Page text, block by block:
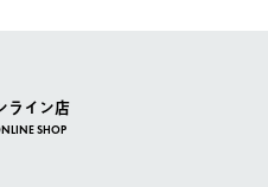
ライン店
SHOP